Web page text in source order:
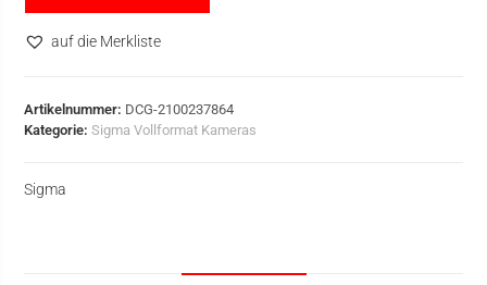
auf die Merkliste
Artikelnummer: DCG-2100237864
Kategorie:Sigma Vollformat Kameras
Sigma